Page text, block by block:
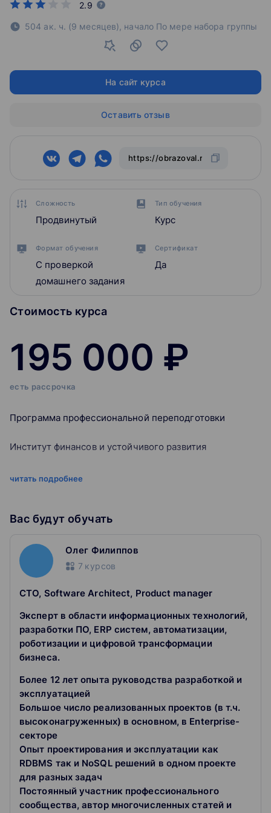
Сложность
Продвинутый
Тип обучения
Курс
Формат обучения
С проверкой
домашнего задания
Сертификат
Да
Стоимость курса
195 000 ₽
есть рассрочка
Программа профессиональной переподготовки
Институт финансов и устойчивого развития
Форма обучения:
месяцев)
Режим занятий:
каждую неделю по субботам с 10.00 до 17.30
пятницу с 19.00 до 21.50
Начало программы:с 23 сентября 2021 г.
Общая группа состоит из 25 человек Мы набираем
одну группу в год.
Профессиональная переподготовка для
сотрудников, занимающих следующие должности:
банковских структур и лизинговых компаний
российских и зарубежных организаций
финансовых аналитиков консультационных и
аудиторских компаний
непрофильных менеджеров (логистов,
маркетологов, инженеров и т. д.).
Основные цели программы:
читать подробнее
Вас будут обучать
Олег Филиппов
7 курсов
CTO, Software Architect, Product manager
Эксперт в области информационных технологий,
разработки ПО, ERP систем, автоматизации,
роботизации и цифровой трансформации
бизнеса.
Более 12 лет опыта руководства разработкой и
эксплуатацией
Большое число реализованных проектов (в т.ч.
высоконагруженных) в основном, в Enterprise-
секторе
Опыт проектирования и эксплуатации как
RDBMS так и NoSQL решений в одном проекте
для разных задач
Постоянный участник профессионального
сообщества, автор многочисленных статей и
2.9
504 ак. ч. (9 месяцев), начало По мере набора группы
На сайт курса
Оставить отзыв